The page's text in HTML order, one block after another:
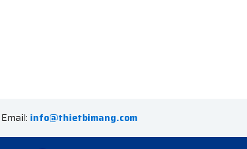
Email: info@thietbimang.com